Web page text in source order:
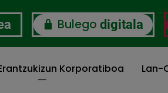
Bulego digitala
Korporatiboa Lan-